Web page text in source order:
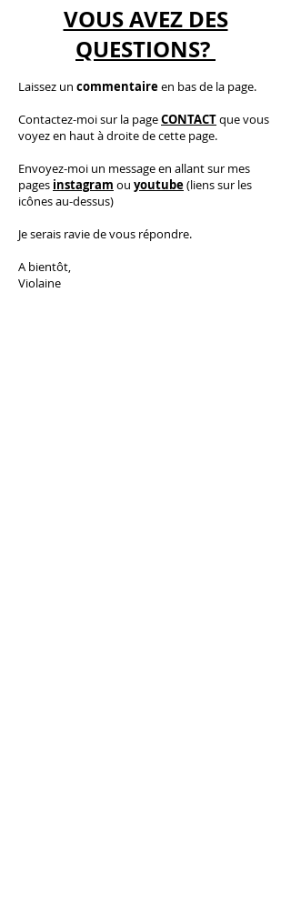
VOUS AVEZ DES
QUESTIONS?
Laissez un commentaireen bas de la page.
Contactez-moisur la pageCONTACTque vous
voyez en haut à droite de cette page.
​Envoyez-moi un message en allant sur mes
pages instagram ou youtube(liens sur les
icônes au-dessus)
Je serais ravie de vous répondre.
A bientôt,
Violaine